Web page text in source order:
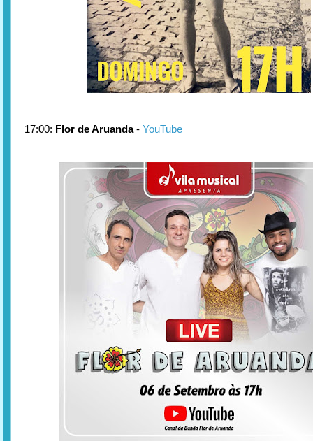
17:00: Flor de Aruanda- YouTube